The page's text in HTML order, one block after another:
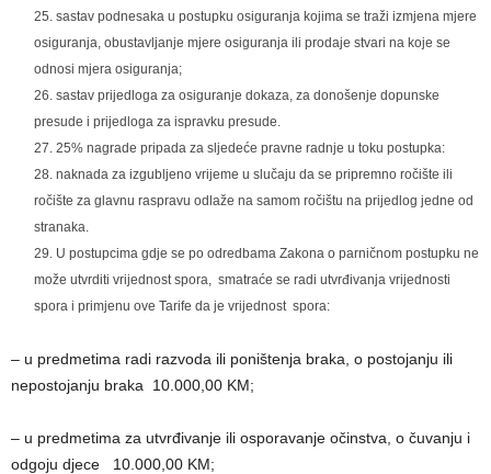
sastav podnesaka u postupku osiguranja kojima se traži izmjena mjere
osiguranja, obustavljanje mjere osiguranja ili prodaje stvari na koje se
odnosi mjera osiguranja;
sastav prijedloga za osiguranje dokaza, za donošenje dopunske
presude i prijedloga za ispravku presude.
25% nagrade pripada za sljedeće pravne radnje u toku postupka:
naknada za izgubljeno vrijeme u slučaju da se pripremno ročište ili
ročište za glavnu raspravu odlaže na samom ročištu na prijedlog jedne od
stranaka.
U postupcima gdje se po odredbama Zakona o parničnom postupku ne
može utvrditi vrijednost spora, smatraće se radi utvrđivanja vrijednosti
spora i primjenu ove Tarife da je vrijednost spora:
– u predmetima radi razvoda ili poništenja braka, o postojanju ili
nepostojanju braka 10.000,00 KM;
– u predmetima za utvrđivanje ili osporavanje očinstva, o čuvanju i
odgoju djece 10.000,00 KM;